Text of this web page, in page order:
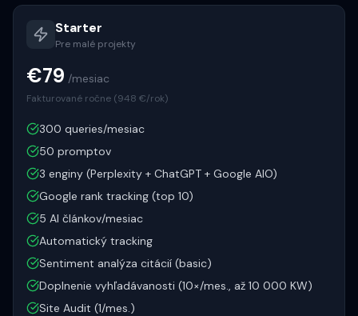
Starter
Pre malé projekty
€79 /mesiac
Fakturované ročne (948 €/rok)
300 queries/mesiac
50 promptov
3 enginy (Perplexity + ChatGPT + Google AIO)
Google rank tracking (top 10)
5 AI článkov/mesiac
Automatický tracking
Sentiment analýza citácií (basic)
Doplnenie vyhľadávanosti (10×/mes., až 10 000 KW)
Site Audit (1/mes.)